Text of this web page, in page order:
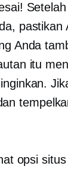
pastikan
Anda
itu
opsi